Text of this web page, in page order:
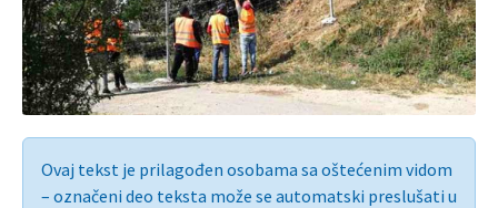
Ovaj tekst je prilagođen osobama sa oštećenim vidom
– označeni deo teksta može se automatski preslušati u